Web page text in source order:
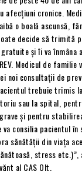
afecțiuni cronice.
o boală ascunsă,
decide să trimită
și îi va înmâna
Medicul de
noi consultații de
trebuie trimis
sau la spital,
și pentru
consilia pacientul
sănătății din viața
stress
al CAS Olt.